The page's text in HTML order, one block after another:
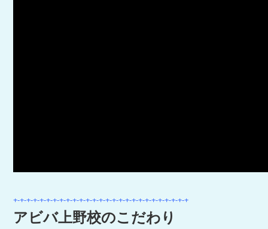
+-+-+-+-+-+-+-+-+-+-+-+-+-+-+-+-+-+-+-+-+-+-+-+-+-+-+
アビバ上野校のこだわり